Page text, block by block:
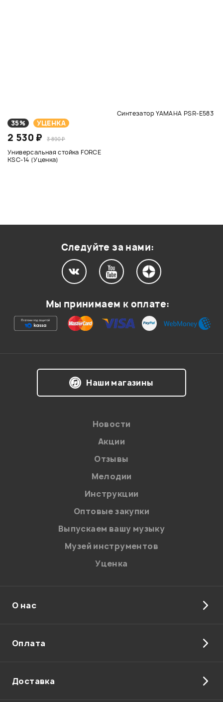
35% УЦЕНКА
2 530 ₽ 3 890 ₽
Универсальная стойка FORCE
KSC-14 (Уценка)
Синтезатор YAMAHA PSR-E583
Следуйте за нами:
Мы принимаем к оплате:
Наши магазины
Новости
Акции
Отзывы
Мелодии
Инструкции
Оптовые закупки
Выпускаем вашу музыку
Музей инструментов
Уценка
О нас
Оплата
Доставка